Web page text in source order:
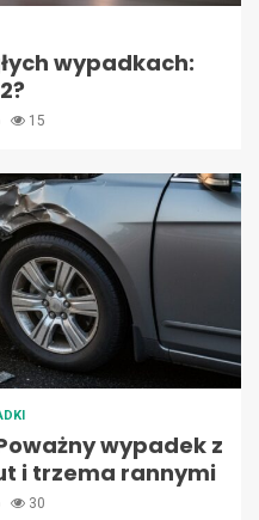
wypadkach:
15
wypadek z
i trzema rannymi
30